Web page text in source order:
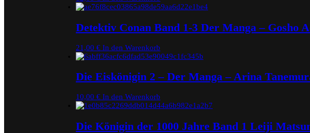
Detektiv Conan Band 1-3 Der Manga – Gosho
21,00 € In den Warenkorb
Die Eiskönigin 2 – Der Manga – Arina
10,00 € In den Warenkorb
Die Königin der 1000 Jahre Band 1 Leiji